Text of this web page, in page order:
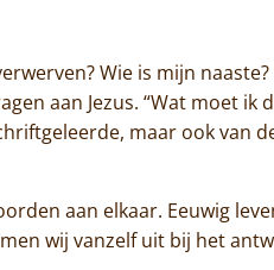
De
Wie is mijn
aan Jezus. “Wat moet
maar ook van
aan elkaar. Eeuwig
wij vanzelf uit bij het